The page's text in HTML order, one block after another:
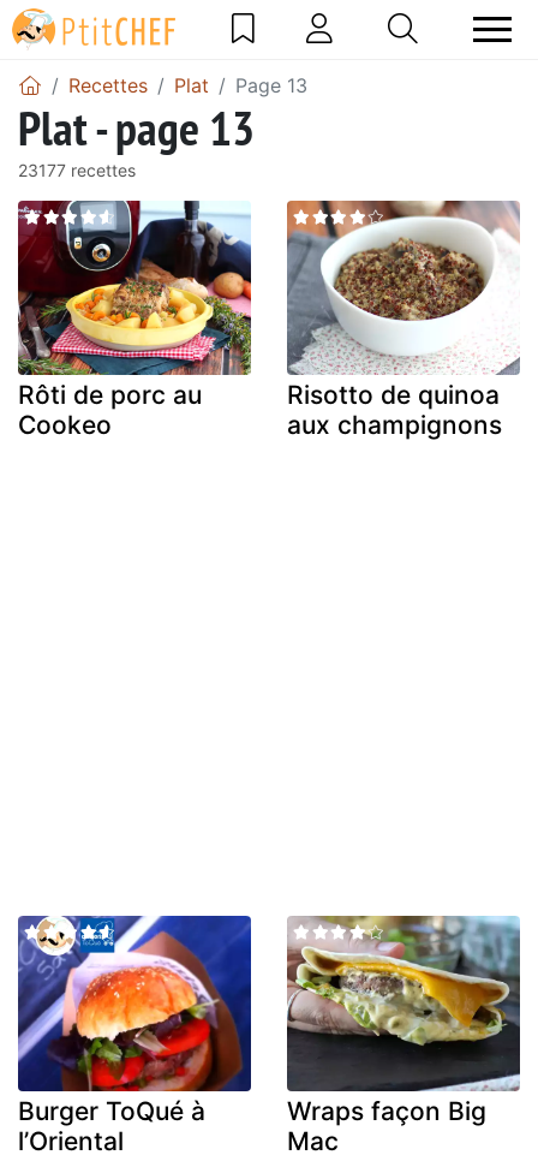
Recettes Plat Page 13
Plat - page 13
23177 recettes
Rôti de porc au
Cookeo
Risotto de quinoa
aux champignons
Burger ToQué à
l’Oriental
Wraps façon Big
Mac